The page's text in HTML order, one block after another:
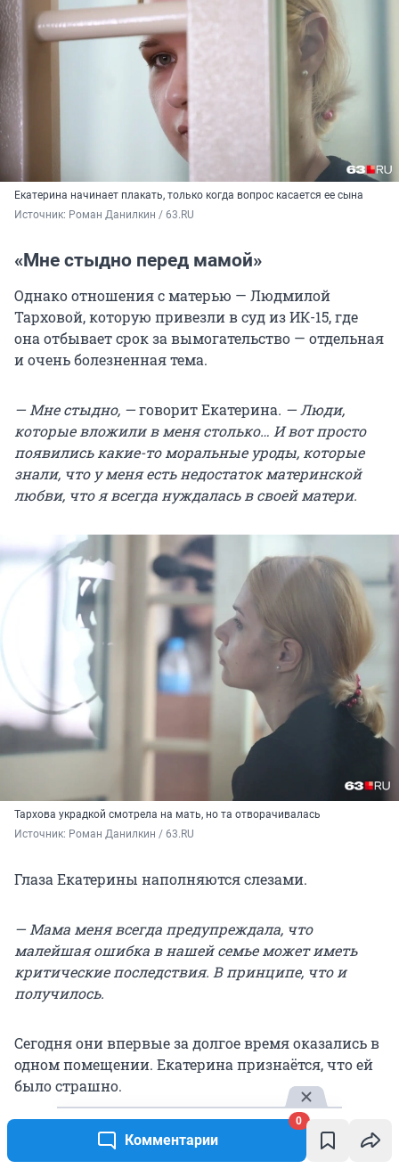
Комментарии
0
Екатерина начинает плакать, только когда вопрос касается ее сына
Источник: Роман Данилкин / 63.RU
«Мне стыдно перед мамой»
Однако отношения с матерью — Людмилой
Тарховой, которую привезли в суд из ИК-15, где
она отбывает срок за вымогательство — отдельная
и очень болезненная тема.
— Мне стыдно, —говорит Екатерина. — Люди,
которые вложили в меня столько… И вот просто
появились какие-то моральные уроды, которые
знали, что у меня есть недостаток материнской
любви, что я всегда нуждалась в своей матери.
Тархова украдкой смотрела на мать, но та отворачивалась
Источник: Роман Данилкин / 63.RU
Глаза Екатерины наполняются слезами.
— Мама меня всегда предупреждала, что
малейшая ошибка в нашей семье может иметь
критические последствия. В принципе, что и
получилось.
Сегодня они впервые за долгое время оказались в
одном помещении. Екатерина признаётся, что ей
было страшно.
— Когда я попала в тюрьму, страшно стало всё. Но
сегодня было особенное волнение.